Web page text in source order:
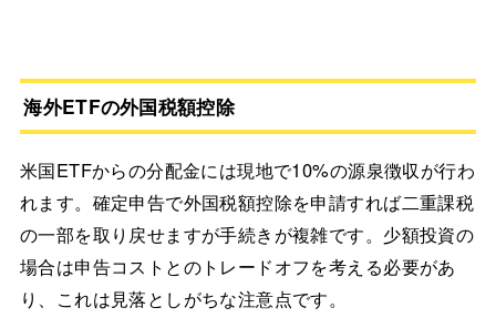
海外ETFの外国税額控除
米国ETFからの分配金には現地で10%の源泉徴収が行わ
れます。確定申告で外国税額控除を申請すれば二重課税
の一部を取り戻せますが手続きが複雑です。少額投資の
場合は申告コストとのトレードオフを考える必要があ
り、これは見落としがちな注意点です。